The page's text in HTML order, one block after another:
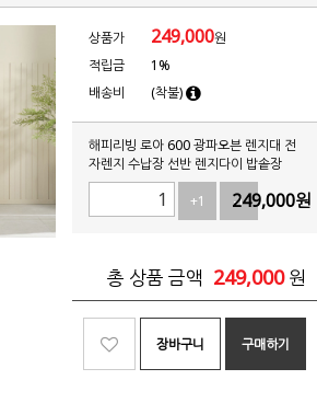
상품가 249,000원
적립금
1%
배송비
(착불)
해피리빙 로아 600 광파오븐 렌지대 전
자렌지 수납장 선반 렌지다이 밥솥장
+1
-1
249,000원
총 상품 금액 249,000 원
장바구니 구매하기